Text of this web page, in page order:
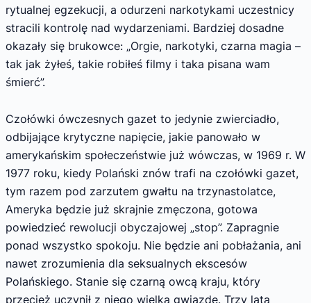
rytualnej egzekucji, a odurzeni narkotykami uczestnicy
stracili kontrolę nad wydarzeniami. Bardziej dosadne
okazały się brukowce: „Orgie, narkotyki, czarna magia –
tak jak żyłeś, takie robiłeś filmy i taka pisana wam
śmierć”.
Czołówki ówczesnych gazet to jedynie zwierciadło,
odbijające krytyczne napięcie, jakie panowało w
amerykańskim społeczeństwie już wówczas, w 1969 r. W
1977 roku, kiedy Polański znów trafi na czołówki gazet,
tym razem pod zarzutem gwałtu na trzynastolatce,
Ameryka będzie już skrajnie zmęczona, gotowa
powiedzieć rewolucji obyczajowej „stop”. Zapragnie
ponad wszystko spokoju. Nie będzie ani pobłażania, ani
nawet zrozumienia dla seksualnych ekscesów
Polańskiego. Stanie się czarną owcą kraju, który
przecież uczynił z niego wielką gwiazdę. Trzy lata